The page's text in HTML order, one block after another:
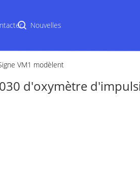
Nouvelles
VM1 modèlent
d'oxymètre